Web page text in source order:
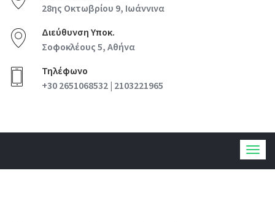
28ης Οκτωβρίου 9, Ιωάννινα
Διεύθυνση Υποκ.
Σοφοκλέους 5, Αθήνα
Τηλέφωνο
+30 2651068532 | 2103221965